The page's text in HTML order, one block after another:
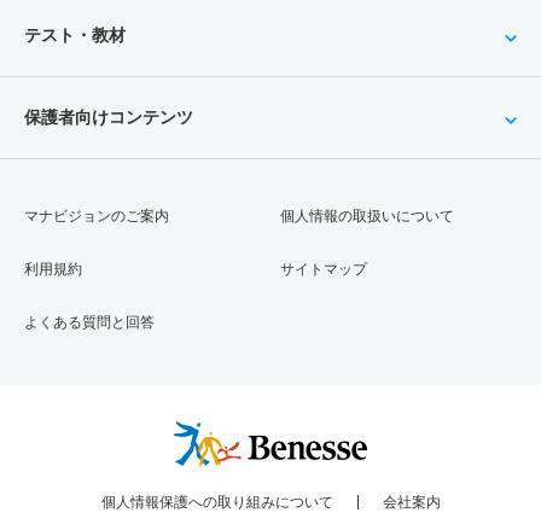
テスト・教材
保護者向けコンテンツ
マナビジョンのご案内
利用規約
よくある質問と回答
個人情報の取扱いについて
サイトマップ
個人情報保護への取り組みについて 会社案内